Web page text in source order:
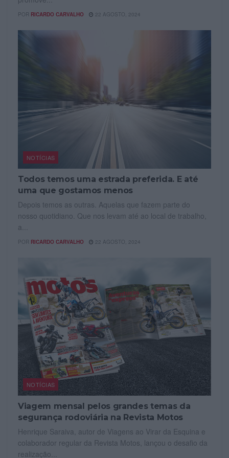
POR RICARDO CARVALHO 22 AGOSTO, 2024
NOTÍCIAS
Todos temos uma estrada preferida. E até
uma que gostamos menos
Depois temos as outras. Aquelas que fazem parte do
nosso quotidiano. Que nos levam até ao local de trabalho,
a...
POR RICARDO CARVALHO 22 AGOSTO, 2024
NOTÍCIAS
Viagem mensal pelos grandes temas da
segurança rodoviária na Revista Motos
Henrique Saraiva, autor de Viagens ao Virar da Esquina e
colaborador regular da Revista Motos, lançou o desafio da
realização...